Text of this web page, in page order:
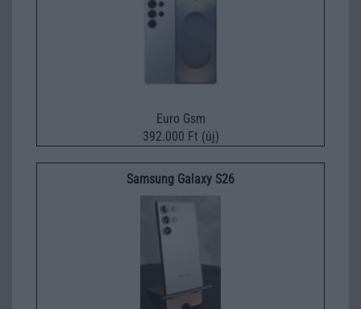
Euro Gsm
392.000 Ft (új)
Samsung Galaxy S26